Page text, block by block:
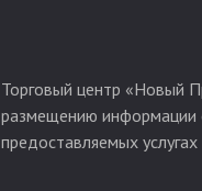
Торговый центр «Новый
размещению информации
предоставляемых